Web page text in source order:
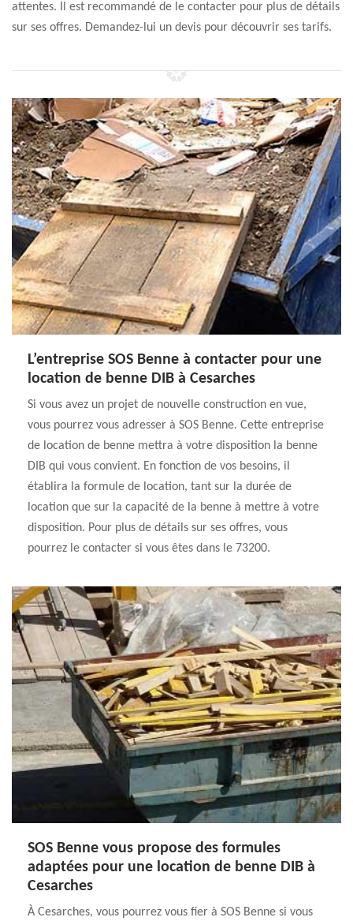
attentes. Il est recommandé de le contacter pour plus de détails
sur ses offres. Demandez-lui un devis pour découvrir ses tarifs.
L’entreprise SOS Benne à contacter pour une
location de benne DIB à Cesarches
Si vous avez un projet de nouvelle construction en vue,
vous pourrez vous adresser à SOS Benne. Cette entreprise
de location de benne mettra à votre disposition la benne
DIB qui vous convient. En fonction de vos besoins, il
établira la formule de location, tant sur la durée de
location que sur la capacité de la benne à mettre à votre
disposition. Pour plus de détails sur ses offres, vous
pourrez le contacter si vous êtes dans le 73200.
SOS Benne vous propose des formules
adaptées pour une location de benne DIB à
Cesarches
À Cesarches, vous pourrez vous fier à SOS Benne si vous